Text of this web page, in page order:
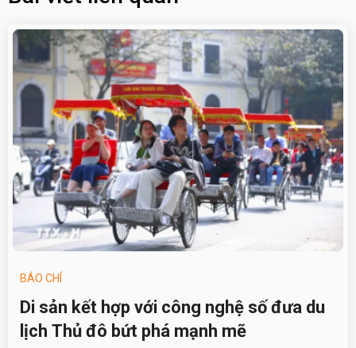
BÁO CHÍ
Di sản kết hợp với công nghệ số đưa du
lịch Thủ đô bứt phá mạnh mẽ